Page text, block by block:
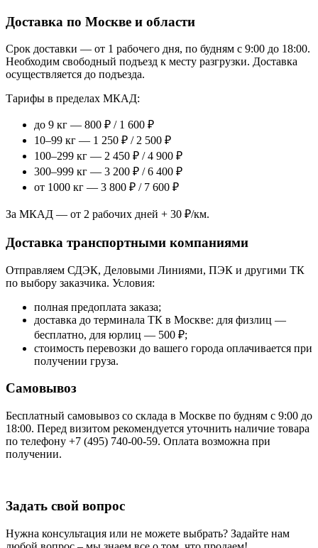
Доставка по Москве и области
Срок доставки — от 1 рабочего дня, по будням с 9:00 до 18:00.
Необходим свободный подъезд к месту разгрузки. Доставка
осуществляется до подъезда.
Тарифы в пределах МКАД:
до 9 кг — 800 ₽ / 1 600 ₽
10–99 кг — 1 250 ₽ / 2 500 ₽
100–299 кг — 2 450 ₽ / 4 900 ₽
300–999 кг — 3 200 ₽ / 6 400 ₽
от 1000 кг — 3 800 ₽ / 7 600 ₽
За МКАД — от 2 рабочих дней + 30 ₽/км.
Доставка транспортными компаниями
Отправляем СДЭК, Деловыми Линиями, ПЭК и другими ТК
по выбору заказчика. Условия:
полная предоплата заказа;
доставка до терминала ТК в Москве: для физлиц —
бесплатно, для юрлиц — 500 ₽;
стоимость перевозки до вашего города оплачивается при
получении груза.
Самовывоз
Бесплатный самовывоз со склада в Москве по будням с 9:00 до
18:00. Перед визитом рекомендуется уточнить наличие товара
по телефону +7 (495) 740-00-59. Оплата возможна при
получении.
Задать свой вопрос
Нужна консультация или не можете выбрать? Задайте нам